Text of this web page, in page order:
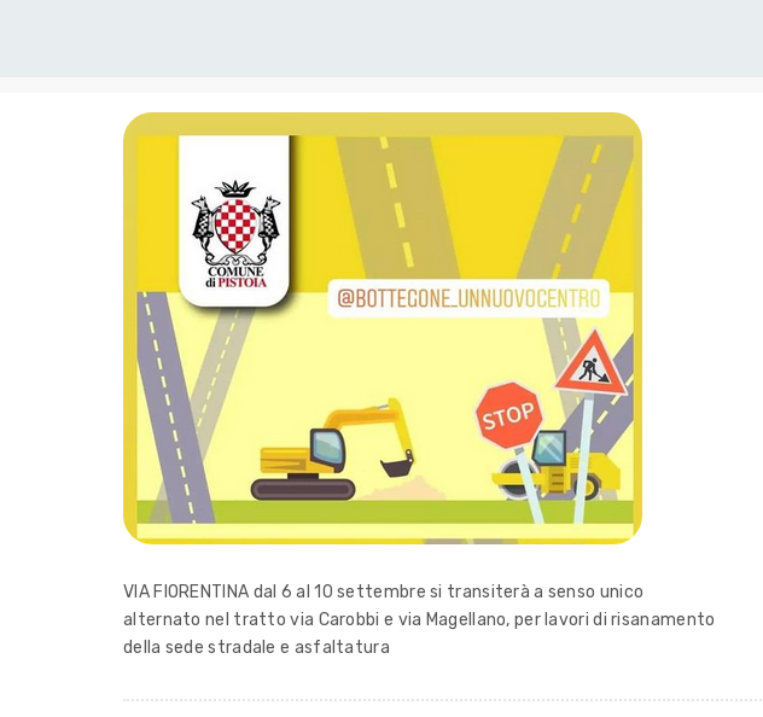
VIA FIORENTINA dal 6 al 10 settembre si transiterà a senso unico
alternato nel tratto via Carobbi e via Magellano, per lavori di risanamento
della sede stradale e asfaltatura